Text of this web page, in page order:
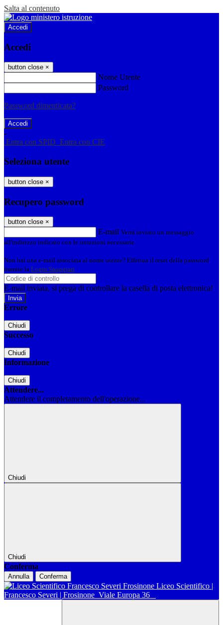
Salta al contenuto
Accedi
Accedi
button close ×
Nome Utente
Password
Password dimenticata?
-
Entra con SPID Entra con CIE
Seleziona utente
button close ×
Recupero password
button close ×
E-mail Verrà inviato un messaggio
all'indirizzo indicato con le istruzioni necessarie.
Non hai una e-mail associata al nome utente? Effettua il reset della password
tramite la Login Spaggiari
E-mail inviata, si prega di controllare la casella di posta elettronica!
Errore
Chiudi
Successo
Chiudi
Informazione
Chiudi
Attendere...
Attendere il completamento dell'operazione...
Chiudi
Chiudi
Conferma
Annulla Conferma
Liceo Scientifico |
Francesco Severi | Frosinone Viale Europa 36